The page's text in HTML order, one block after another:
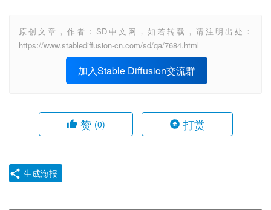
原创文章，作者：SD中文网，如若转载，请注明出处：
https://www.stablediffusion-cn.com/sd/qa/7684.html
加入Stable Diffusion交流群
赞 (0) 打赏
生成海报